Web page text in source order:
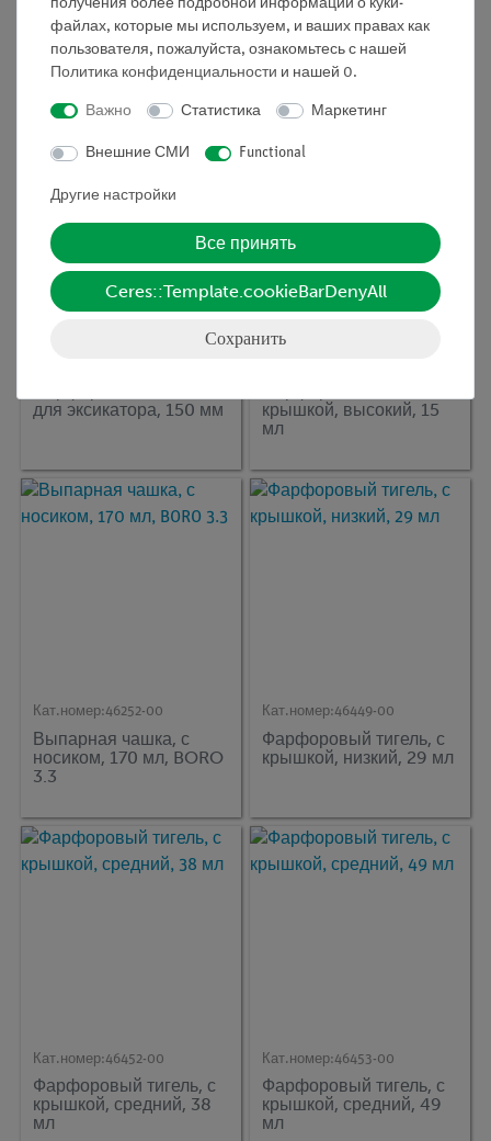
Кат.номер:
Фарфоровые лодочки,
10 шт.
Пестик, d=26 мм, l=120
для эксикатора, 150 мм
крышкой, высокий, 15
мл
Кат.номер:46252-00
Выпарная чашка, с
носиком, 170 мл, BORO
3.3
Кат.номер:46449-00
Фарфоровый тигель, с
крышкой, низкий, 29 мл
Кат.номер:46452-00
Фарфоровый тигель, с
крышкой, средний, 38
мл
Кат.номер:46453-00
Фарфоровый тигель, с
крышкой, средний, 49
мл
получения более подробной информации о куки-
файлах, которые мы используем, и ваших правах как
пользователя, пожалуйста, ознакомьтесь с нашей
Политика конфиденциальности и нашей 0.
Важно Статистика Маркетинг
Внешние СМИ Functional
Другие настройки
Все принять
Ceres::Template.cookieBarDenyAll
Сохранить